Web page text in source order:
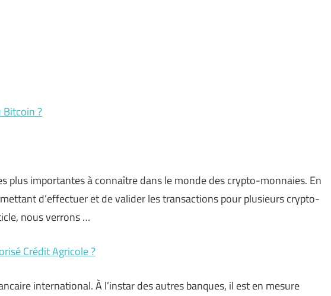
?
plus importantes à connaître dans le monde des crypto-monnaies. En
d’effectuer et de valider les transactions pour plusieurs crypto-
nous verrons …
Crédit Agricole ?
international. À l’instar des autres banques, il est en mesure